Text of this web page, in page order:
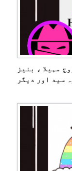
، سروج مہیلا ، بنیز
سید اور دیگر